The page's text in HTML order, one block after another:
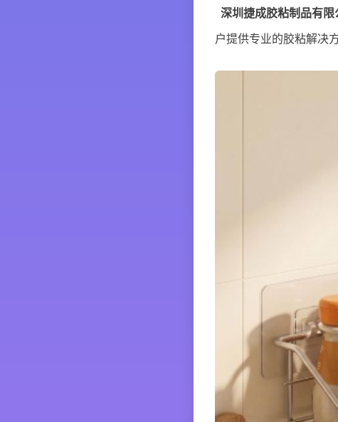
深圳捷成胶粘制品有限
户提供专业的胶粘解决方